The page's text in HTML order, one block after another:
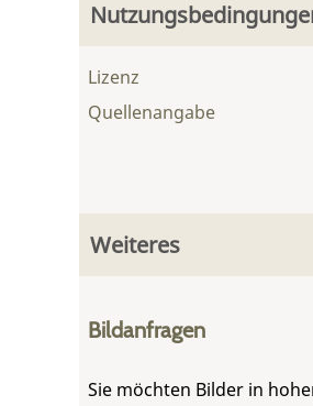
Lizenz
Quellenangabe
Weiteres
Bildanfragen
Sie möchten Bilder in